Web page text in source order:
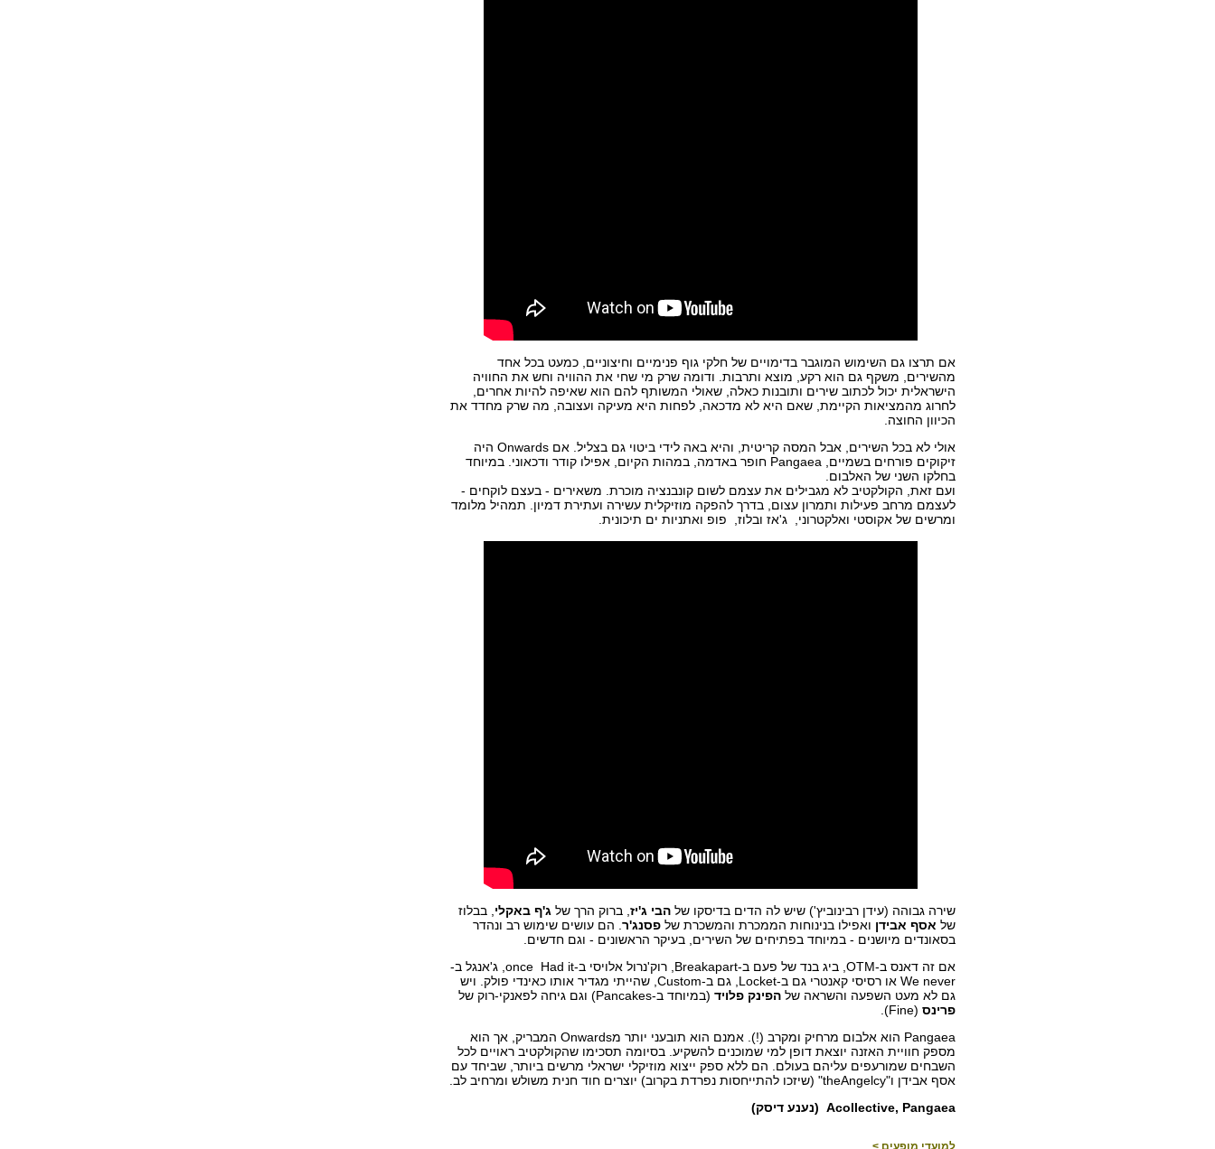
אם תרצו גם השימוש המוגבר בדימויים של חלקי גוף פנימיים וחיצוניים, כמעט בכל אחד
מהשירים, משקף גם הוא רקע, מוצא ותרבות. ודומה שרק מי שחי את ההוויה וחש את החוויה
הישראלית יכול לכתוב שירים ותובנות כאלה, שאולי המשותף להם הוא שאיפה להיות אחרים,
לחרוג מהמציאות הקיימת, שאם היא לא מדכאה, לפחות היא מעיקה ועצובה, מה שרק מחדד את
הכיוון החוצה.
אולי לא בכל השירים, אבל המסה קריטית, והיא באה לידי ביטוי גם בצליל. אם Onwards היה
זיקוקים פורחים בשמיים, Pangaea חופר באדמה, במהות הקיום, אפילו קודר ודכאוני. במיוחד
בחלקו השני של האלבום.
ועם זאת, הקולקטיב לא מגבילים את עצמם לשום קונבנציה מוכרת. משאירים - בעצם לוקחים -
לעצמם מרחב פעילות ותמרון עצום, בדרך להפקה מוזיקלית עשירה ועתירת דמיון. תמהיל מלומד
ומרשים של אקוסטי ואלקטרוני, ג'אז ובלוז, פופ ואתניות ים תיכונית.
שירה גבוהה (עידן רבינוביץ') שיש לה הדים בדיסקו של הבי ג'יז , ברוק הרך של ג'ף באקלי , בבלוז
של אסף אבידן ואפילו בנינוחות הממכרת והמשכרת של פסנג'ר . הם עושים שימוש רב ונהדר
בסאונדים מיושנים - במיוחד בפתיחים של השירים, בעיקר הראשונים - וגם חדשים.
אם זה דאנס ב-OTM, ביג בנד של פעם ב-Breakapart, רוק'נרול אלויסי ב-once Had it, ג'אנגל ב-
We never או רסיסי קאנטרי גם ב-Locket, גם ב-Custom, שהייתי מגדיר אותו כאינדי פולק. ויש
גם לא מעט השפעה והשראה של הפינק פלויד (במיוחד ב-Pancakes) וגם גיחה לפאנקי-רוק של
פרינס (Fine).
Pangaea הוא אלבום מרחיק ומקרב (!). אמנם הוא תובעני יותר מOnwards המבריק, אך הוא
מספק חוויית האזנה יוצאת דופן למי שמוכנים להשקיע. בסיומה תסכימו שהקולקטיב ראויים לכל
השבחים שמורעפים עליהם בעולם. הם ללא ספק ייצוא מוזיקלי ישראלי מרשים ביותר, שביחד עם
אסף אבידן ו"theAngelcy" (שיזכו להתייחסות נפרדת בקרוב) יוצרים חוד חנית משולש ומרחיב לב.
Acollective, Pangaea (נענע דיסק)
למועדי מופעים >